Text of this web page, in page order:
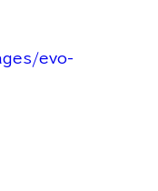
evo-